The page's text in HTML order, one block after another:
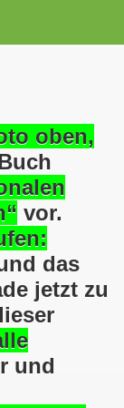
oben,
vor.
das
jetzt zu
und
) und am
junge Mutter
nach §
Thomas